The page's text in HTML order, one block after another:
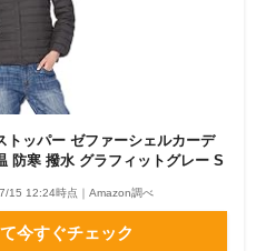
トッパー ゼファーシェルカーデ
防寒 撥水 グラフィットグレー S
15 12:24時点｜Amazon調べ
今すぐチェック